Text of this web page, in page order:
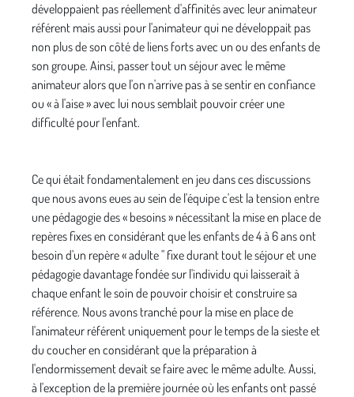
développaient pas réellement d'affinités avec leur animateur
référent mais aussi pour l'animateur qui ne développait pas
non plus de son côté de liens forts avec un ou des enfants de
son groupe. Ainsi, passer tout un séjour avec le même
animateur alors que l'on n'arrive pas à se sentir en confiance
ou « à l'aise » avec lui nous semblait pouvoir créer une
difficulté pour l'enfant.
Ce qui était fondamentalement en jeu dans ces discus­sions
que nous avons eues au sein de l'équipe c'est la tension entre
une pédagogie des « besoins » nécessi­tant la mise en place de
repères fixes en considérant que les enfants de 4 à 6 ans ont
besoin d'un repère « adulte " fixe durant tout le séjour et une
pédagogie davantage fondée sur l'individu qui laisserait à
chaque enfant le soin de pouvoir choisir et construire sa
réfé­rence. Nous avons tranché pour la mise en place de
l'animateur référent uniquement pour le temps de la sieste et
du coucher en considérant que la préparation à
l'endormissement devait se faire avec le même adulte. Aussi,
à l'exception de la première journée où les enfants ont passé